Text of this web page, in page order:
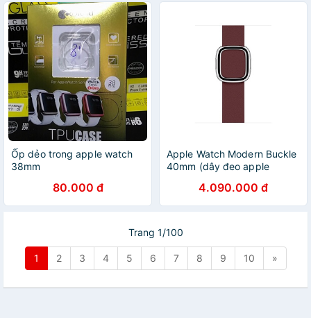
Ốp dẻo trong apple watch
38mm
80.000 đ
Apple Watch Modern Buckle
40mm (dây đeo apple
4.090.000 đ
Trang 1/100
1 2 3 4 5 6 7 8 9 10 »